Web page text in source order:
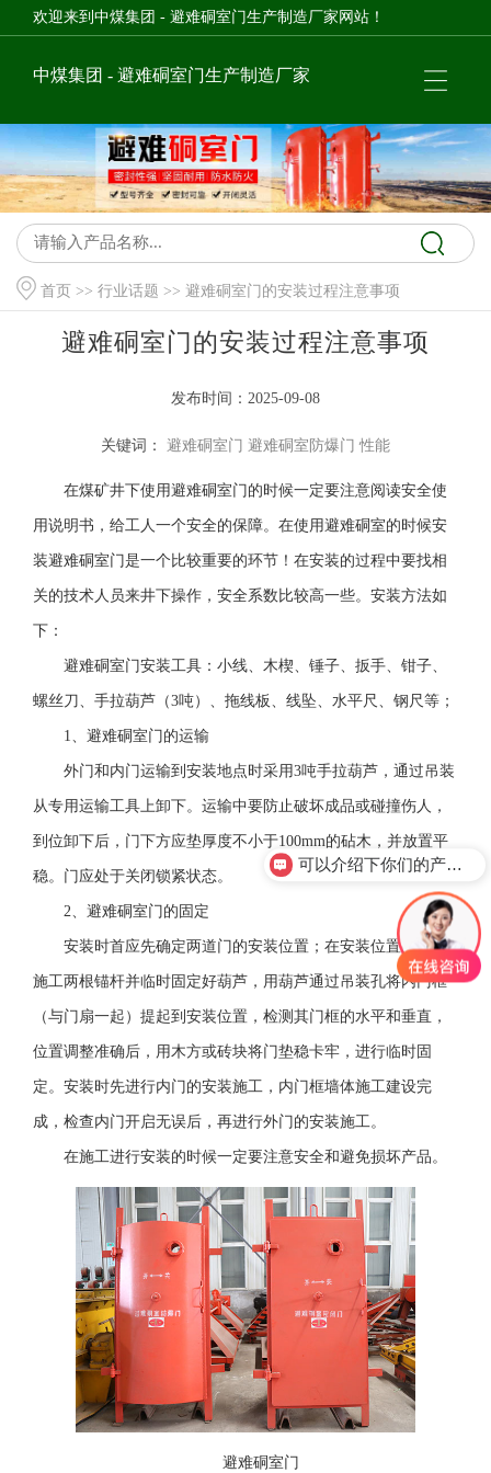
欢迎来到中煤集团 - 避难硐室门生产制造厂家网站！
中煤集团 - 避难硐室门生产制造厂家
首页 >>行业话题 >> 避难硐室门的安装过程注意事项
避难硐室门的安装过程注意事项
发布时间：2025-09-08
关键词： 避难硐室门 避难硐室防爆门 性能
在煤矿井下使用避难硐室门的时候一定要注意阅读安全使
用说明书，给工人一个安全的保障。在使用避难硐室的时候安
装避难硐室门是一个比较重要的环节！在安装的过程中要找相
关的技术人员来井下操作，安全系数比较高一些。安装方法如
下：
避难硐室门安装工具：小线、木楔、锤子、扳手、钳子、
螺丝刀、手拉葫芦（3吨）、拖线板、线坠、水平尺、钢尺等；
1、避难硐室门的运输
外门和内门运输到安装地点时采用3吨手拉葫芦，通过吊装
从专用运输工具上卸下。运输中要防止破坏成品或碰撞伤人，
到位卸下后，门下方应垫厚度不小于100mm的砧木，并放置平
稳。门应处于关闭锁紧状态。
2、避难硐室门的固定
安装时首应先确定两道门的安装位置；在安装位置的顶部
施工两根锚杆并临时固定好葫芦，用葫芦通过吊装孔将内门框
（与门扇一起）提起到安装位置，检测其门框的水平和垂直，
位置调整准确后，用木方或砖块将门垫稳卡牢，进行临时固
定。安装时先进行内门的安装施工，内门框墙体施工建设完
成，检查内门开启无误后，再进行外门的安装施工。
在施工进行安装的时候一定要注意安全和避免损坏产品。
避难硐室门
可以介绍下你们的产品么？